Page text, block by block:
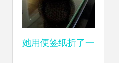
她用便签纸折了一